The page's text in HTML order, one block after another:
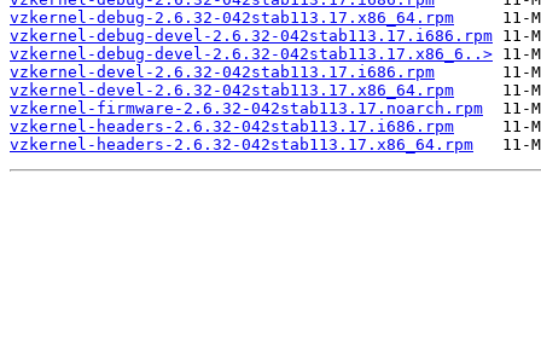
vzkernel-debug-2.6.32-042stab113.17.x86_64.rpm
vzkernel-debug-devel-2.6.32-042stab113.17.i686.rpm
vzkernel-debug-devel-2.6.32-042stab113.17.x86_6..>
vzkernel-devel-2.6.32-042stab113.17.i686.rpm
vzkernel-devel-2.6.32-042stab113.17.x86_64.rpm
vzkernel-firmware-2.6.32-042stab113.17.noarch.rpm
vzkernel-headers-2.6.32-042stab113.17.i686.rpm
vzkernel-headers-2.6.32-042stab113.17.x86_64.rpm